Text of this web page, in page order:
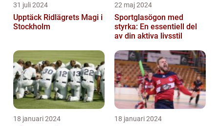
31 juli 2024
Upptäck Ridlägrets Magi i
Stockholm
22 maj 2024
Sportglasögon med
styrka: En essentiell del
av din aktiva livsstil
18 januari 2024 18 januari 2024